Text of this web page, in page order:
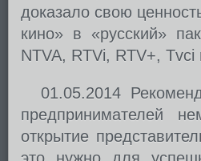
доказало свою
кино» в «русский»
NTVA, RTVi, RTV+, Tvci
01.05.2014
предпринимателей
открытие